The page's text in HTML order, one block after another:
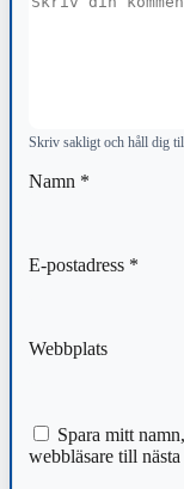
Skriv sakligt och håll dig
Namn *
E-postadress *
Webbplats
Spara mitt
webbläsare till